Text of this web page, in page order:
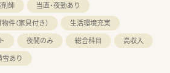
師
当直・夜勤あり
件（家具付き）
生活環境充実
夜間のみ 総合科目
高収入
雪あり